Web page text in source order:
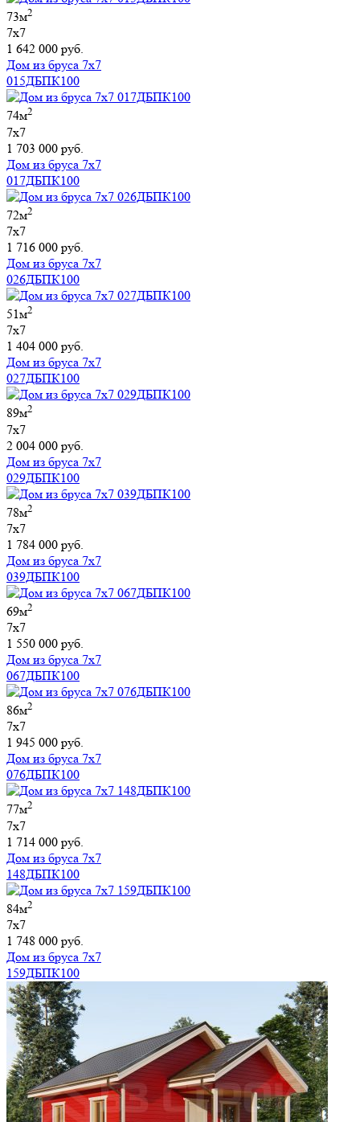
73м2
7х7
1 642 000 руб.
Дом из бруса 7х7
015ДБПК100
74м2
7х7
1 703 000 руб.
Дом из бруса 7х7
017ДБПК100
72м2
7х7
1 716 000 руб.
Дом из бруса 7х7
026ДБПК100
51м2
7х7
1 404 000 руб.
Дом из бруса 7х7
027ДБПК100
89м2
7х7
2 004 000 руб.
Дом из бруса 7х7
029ДБПК100
78м2
7х7
1 784 000 руб.
Дом из бруса 7х7
039ДБПК100
69м2
7х7
1 550 000 руб.
Дом из бруса 7х7
067ДБПК100
86м2
7х7
1 945 000 руб.
Дом из бруса 7х7
076ДБПК100
77м2
7х7
1 714 000 руб.
Дом из бруса 7х7
148ДБПК100
84м2
7х7
1 748 000 руб.
Дом из бруса 7х7
159ДБПК100